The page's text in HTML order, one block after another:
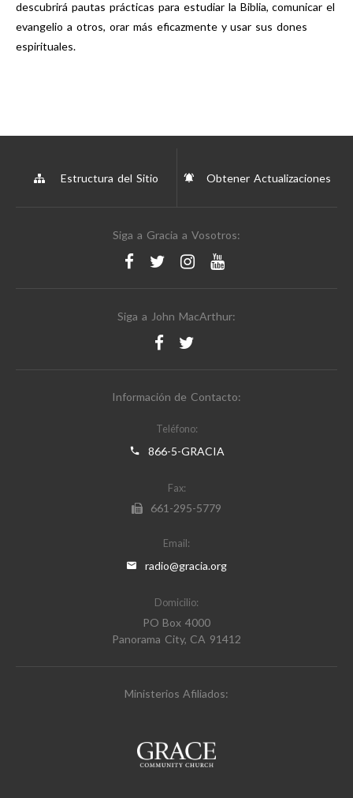
descubrirá pautas prácticas para estudiar la Biblia, comunicar el
evangelio a otros, orar más eficazmente y usar sus dones
espirituales.
Estructura del Sitio Obtener Actualizaciones
Siga a Gracia a Vosotros:
Siga a John MacArthur:
Información de Contacto:
Teléfono:
866-5-GRACIA
Fax:
661-295-5779
Email:
radio@gracia.org
Domicilio:
PO Box 4000
Panorama City, CA 91412
Ministerios Afiliados: